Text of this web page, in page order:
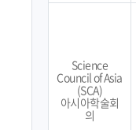
Science
Council of Asia
(SCA)
아시아학술회
의